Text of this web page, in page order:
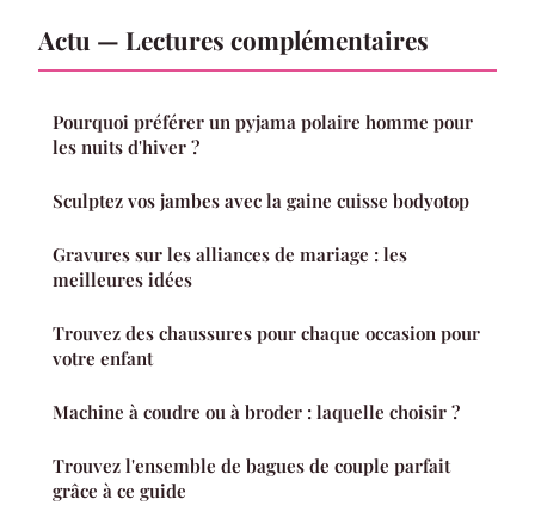
Actu — Lectures complémentaires
Pourquoi préférer un pyjama polaire homme pour
les nuits d'hiver ?
Sculptez vos jambes avec la gaine cuisse bodyotop
Gravures sur les alliances de mariage : les
meilleures idées
Trouvez des chaussures pour chaque occasion pour
votre enfant
Machine à coudre ou à broder : laquelle choisir ?
Trouvez l'ensemble de bagues de couple parfait
grâce à ce guide